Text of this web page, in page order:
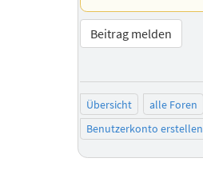
Beitrag melden
Übersicht alle Foren
Benutzerkonto erstellen